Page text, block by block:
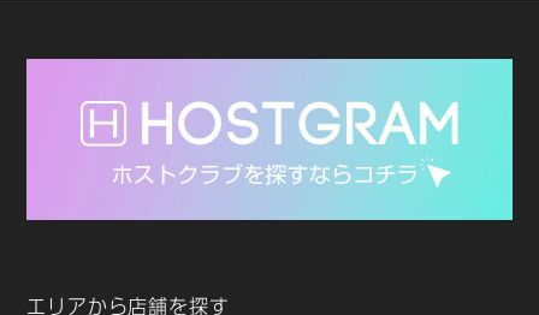
や、ユニークなゲーム企画、季節ごとの豪華な割引イベント
など、お客様を退屈させないための仕掛けが毎夜どこかのお
店で行われています。いつ訪れても新鮮な刺激と最高の笑顔
る理由です。
エリアから店舗を探す